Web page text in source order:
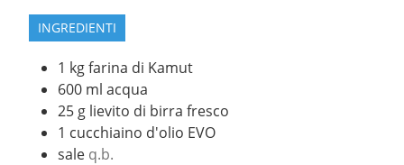
INGREDIENTI
1 kgfarina di Kamut
600 ml acqua
25 g lievito di birra fresco
1 cucchiaino d'olio EVO
sale q.b.